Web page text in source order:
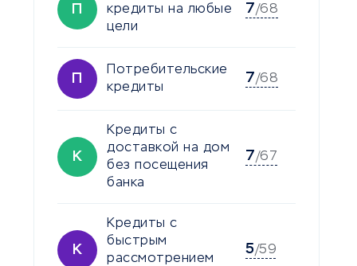
П
кредиты на любые
цели
7/68
П
Потребительские
кредиты
7/68
К
Кредиты с
доставкой на дом
без посещения
банка
7/67
К
Кредиты с
быстрым
рассмотрением
5/59